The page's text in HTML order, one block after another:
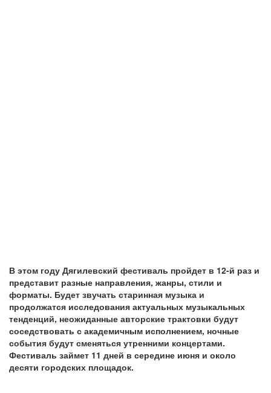
В этом году Дягилевский фестиваль пройдет в 12-й раз и
представит разные направления, жанры, стили и
форматы. Будет звучать старинная музыка и
продолжатся исследования актуальных музыкальных
тенденций, неожиданные авторские трактовки будут
соседствовать с академичным исполнением, ночные
события будут сменяться утренними концертами.
Фестиваль займет 11 дней в середине июня и около
десяти городских площадок.